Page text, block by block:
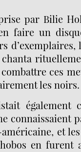
par Bilie
faire un
d’exemplaires,
ces
les noirs.
également
connaissaient
et
en furent